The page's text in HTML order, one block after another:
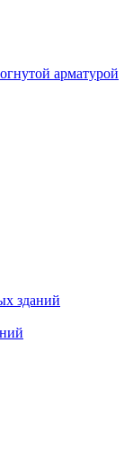
арматурой
зданий